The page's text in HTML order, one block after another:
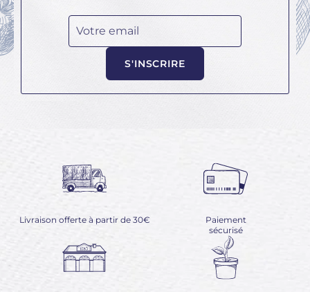
Votre email
S'INSCRIRE
Livraison offerte à partir de 30€
Paiement
sécurisé